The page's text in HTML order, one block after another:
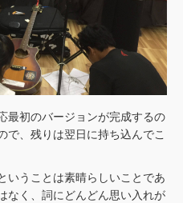
最初のバージョンが完成するの
で、残りは翌日に持ち込んでこ
いうことは素晴らしいことであ
なく、詞にどんどん思い入れが